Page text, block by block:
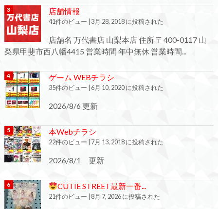
店舗情報
41件のビュー 3月 28, 2018 に投稿された
店舗名 万代書店 山梨本店 住所 〒400-0117 山
梨県甲斐市西八幡4415 営業時間 年中無休 営業時間...
ゲーム WEBチラシ
35件のビュー 6月 10, 2020 に投稿された
2026/8/6 更新
本Webチラシ
22件のビュー 7月 13, 2018 に投稿された
2026/8/1 更新
CUTIE STREET最新一番...
21件のビュー 8月 7, 2026 に投稿された